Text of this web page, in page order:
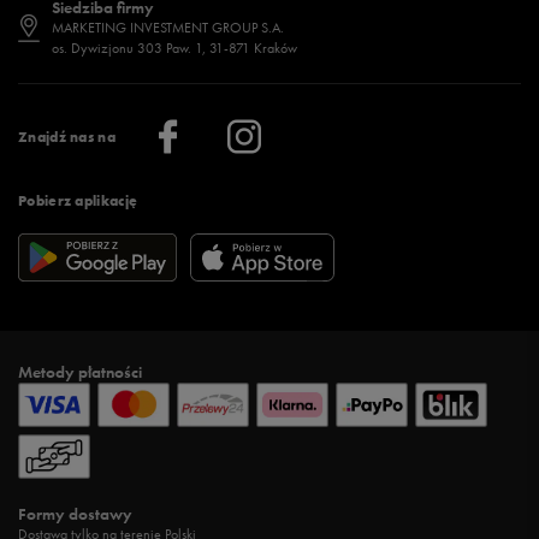
Znajdź nas na
Pobierz aplikację
Regulamin sklepu 50 style
Regulamin aplikacji 50 style
Więcej regulaminów >
Jak wybrać buty na zimę?
Więcej >
Stylizacje damskie
Sklepy stacjonarne
Klub 50 style
Praca
Informacje o firmie
Siedziba firmy
MARKETING INVESTMENT GROUP S.A.
os. Dywizjonu 303 Paw. 1, 31-871 Kraków
Metody płatności
Formy dostawy
Dostawa tylko na terenie Polski